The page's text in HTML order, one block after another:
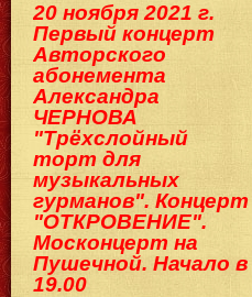
20 ноября 2021 г.
Первый концерт
Авторского
абонемента
Александра
ЧЕРНОВА
"Трёхслойный
торт для
музыкальных
гурманов". Концерт
"ОТКРОВЕНИЕ".
Москонцерт на
Пушечной. Начало в
19.00